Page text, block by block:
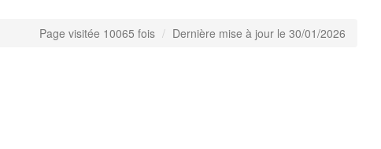
Page visitée 10065 fois Dernière mise à jour le 30/01/2026